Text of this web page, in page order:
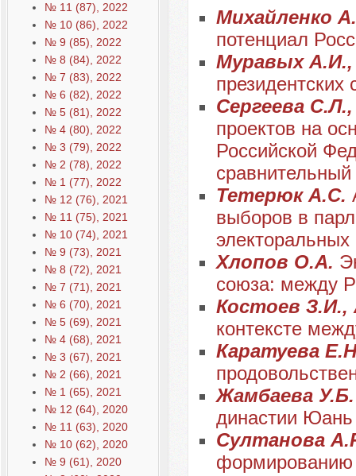
№ 11 (87), 2022
№ 10 (86), 2022
№ 9 (85), 2022
№ 8 (84), 2022
№ 7 (83), 2022
№ 6 (82), 2022
№ 5 (81), 2022
№ 4 (80), 2022
№ 3 (79), 2022
№ 2 (78), 2022
№ 1 (77), 2022
№ 12 (76), 2021
№ 11 (75), 2021
№ 10 (74), 2021
№ 9 (73), 2021
№ 8 (72), 2021
№ 7 (71), 2021
№ 6 (70), 2021
№ 5 (69), 2021
№ 4 (68), 2021
№ 3 (67), 2021
№ 2 (66), 2021
№ 1 (65), 2021
№ 12 (64), 2020
№ 11 (63), 2020
№ 10 (62), 2020
№ 9 (61), 2020
Михайленко
потенциал
Муравых
президентских
Сергеева
проектов на
Российской
сравнительный
Тетерюк А.С.
выборов в
электоральных
Хлопов О.А.
союза: между
Костоев З.И.,
контексте
Каратуева
Жамбаева
династии Юань
Султанова
формированию